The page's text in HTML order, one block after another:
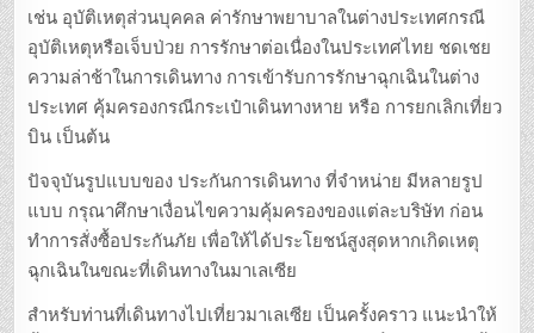
เช่น อุบัติเหตุส่วนบุคคล ค่ารักษาพยาบาลในต่างประเทศกรณี
อุบัติเหตุหรือเจ็บป่วย การรักษาต่อเนื่องในประเทศไทย ชดเชย
ความล่าช้าในการเดินทาง การเข้ารับการรักษาฉุกเฉินในต่าง
ประเทศ คุ้มครองกรณีกระเป๋าเดินทางหาย หรือ การยกเลิกเที่ยว
บิน เป็นต้น
ปัจจุบันรูปแบบของ ประกันการเดินทาง ที่จำหน่าย มีหลายรูป
แบบ กรุณาศึกษาเงื่อนไขความคุ้มครองของแต่ละบริษัท ก่อน
ทำการสั่งซื้อประกันภัย เพื่อให้ได้ประโยชน์สูงสุดหากเกิดเหตุ
ฉุกเฉินในขณะที่เดินทางในมาเลเซีย
สำหรับท่านที่เดินทางไปเที่ยวมาเลเซีย เป็นครั้งคราว แนะนำให้